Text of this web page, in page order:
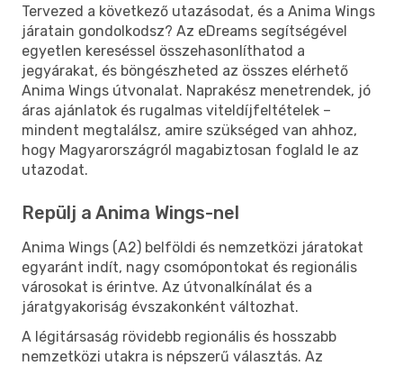
Tervezed a következő utazásodat, és a Anima Wings
járatain gondolkodsz? Az eDreams segítségével
egyetlen kereséssel összehasonlíthatod a
jegyárakat, és böngészheted az összes elérhető
Anima Wings útvonalat. Naprakész menetrendek, jó
áras ajánlatok és rugalmas viteldíjfeltételek –
mindent megtalálsz, amire szükséged van ahhoz,
hogy Magyarországról magabiztosan foglald le az
utazodat.
Repülj a Anima Wings-nel
Anima Wings (A2) belföldi és nemzetközi járatokat
egyaránt indít, nagy csomópontokat és regionális
városokat is érintve. Az útvonalkínálat és a
járatgyakoriság évszakonként változhat.
A légitársaság rövidebb regionális és hosszabb
nemzetközi utakra is népszerű választás. Az